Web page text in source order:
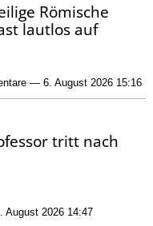
Römische
lautlos auf
— 6. August 2026 15:16
tritt nach
August 2026 14:47